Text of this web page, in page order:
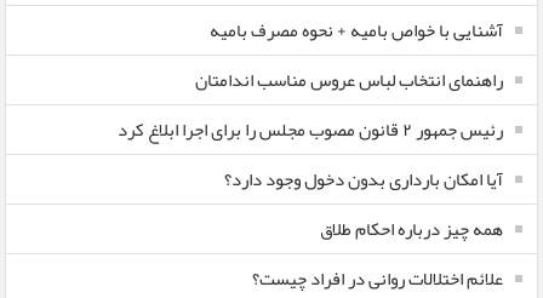
آشنایی با خواص بامیه + نحوه مصرف بامیه
راهنمای انتخاب لباس عروس مناسب اندامتان
رئیس جمهور ۲ قانون مصوب مجلس را برای اجرا ابلاغ کرد
آیا امکان بارداری بدون دخول وجود دارد؟
همه چیز درباره احکام طلاق
علائم اختلالات روانی در افراد چیست؟